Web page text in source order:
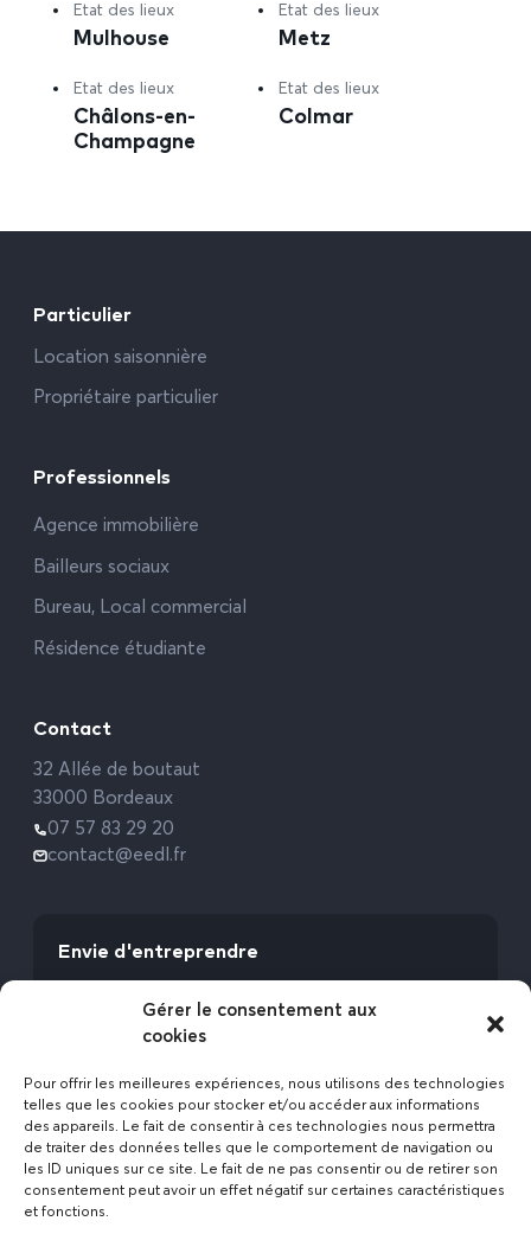
Gérer le consentement aux
cookies
Pour offrir les meilleures expériences, nous utilisons des technologies
telles que les cookies pour stocker et/ou accéder aux informations
des appareils. Le fait de consentir à ces technologies nous permettra
de traiter des données telles que le comportement de navigation ou
les ID uniques sur ce site. Le fait de ne pas consentir ou de retirer son
consentement peut avoir un effet négatif sur certaines caractéristiques
et fonctions.
Etat des lieux
Mulhouse
Etat des lieux
Metz
Etat des lieux
Châlons-en-
Champagne
Etat des lieux
Colmar
Particulier
Location saisonnière
Propriétaire particulier
Professionnels
Agence immobilière
Bailleurs sociaux
Bureau, Local commercial
Résidence étudiante
Contact
32 Allée de boutaut
33000 Bordeaux
07 57 83 29 20
contact@eedl.fr
Envie d'entreprendre
avec l’Expert Etat des Lieux !
Rejoignez-nous